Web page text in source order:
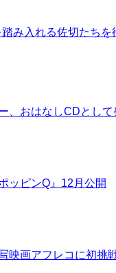
み入れる佐切たちを
、おはなしCDとして
ッピンQ』12月公開
映画アフレコに初挑